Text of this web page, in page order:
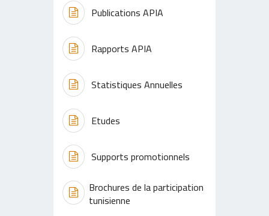
Publications APIA
Rapports APIA
Statistiques Annuelles
Etudes
Supports promotionnels
Brochures de la participation
tunisienne